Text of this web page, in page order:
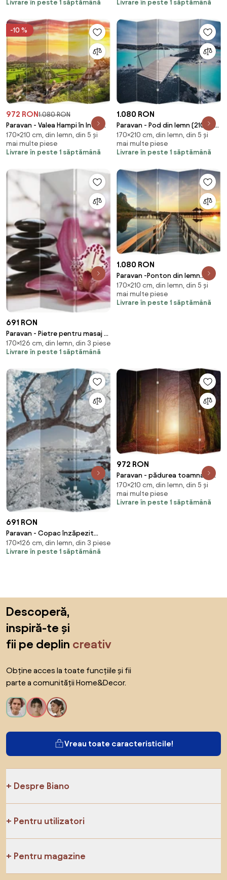
Livrare în peste 1 săptămână
Livrare în peste 1 săptămână
-10 %
972 RON1.080 RON
Paravan - Valea Hampi în India
(210x170 cm)
170×210 cm, din lemn, din 5 și
mai multe piese
Livrare în peste 1 săptămână
1.080 RON
Paravan - Pod din lemn (210x170
cm)
170×210 cm, din lemn, din 5 și
mai multe piese
Livrare în peste 1 săptămână
691 RON
Paravan - Pietre pentru masaj și
orhidee (126x170 cm)
170×126 cm, din lemn, din 3 piese
Livrare în peste 1 săptămână
1.080 RON
Paravan -Ponton din lemn
(210x170 cm)
170×210 cm, din lemn, din 5 și
mai multe piese
Livrare în peste 1 săptămână
691 RON
Paravan - Copac înzăpezit
lângă apă (126x170 cm)
170×126 cm, din lemn, din 3 piese
Livrare în peste 1 săptămână
972 RON
Paravan - pădurea toamna în
ceață (210x170 cm)
170×210 cm, din lemn, din 5 și
mai multe piese
Livrare în peste 1 săptămână
Descoperă,
inspiră-te și
fii pe deplin creativ
Obține acces la toate funcțiile și fii
parte a comunității Home&Decor.
Vreau toate caracteristicile!
Despre Biano
Pentru utilizatori
Pentru magazine